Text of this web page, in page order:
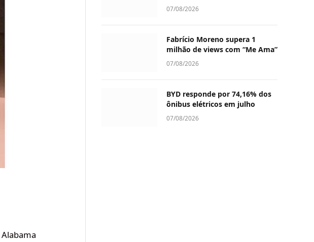
Alabama
07/08/2026
Fabrício Moreno supera 1
milhão de views com “Me Ama”
07/08/2026
BYD responde por 74,16% dos
ônibus elétricos em julho
07/08/2026